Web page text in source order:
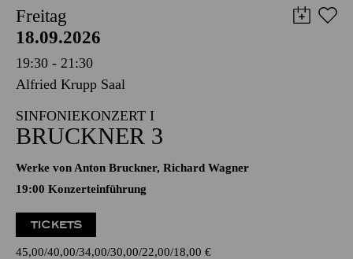
Freitag
18.09.2026
19:30 - 21:30
Alfried Krupp Saal
SINFONIEKONZERT I
BRUCKNER 3
Werke von Anton Bruckner, Richard Wagner
19:00 Konzerteinführung
TICKETS
45,00 40,00 34,00 30,00 22,00 18,00 €